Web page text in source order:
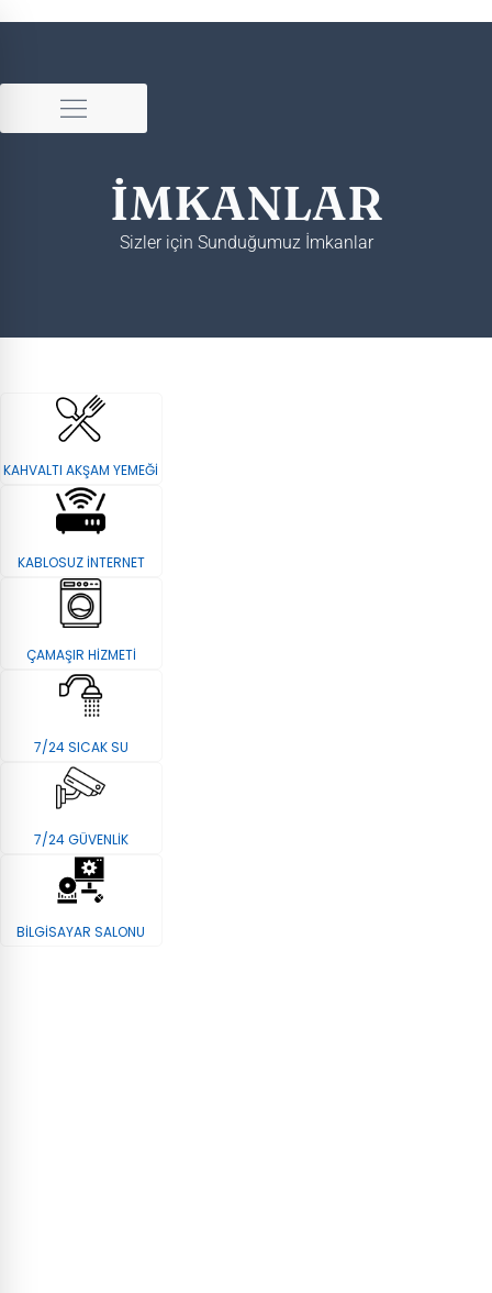
İMKANLAR
Sizler için Sunduğumuz İmkanlar
KAHVALTI AKŞAM YEMEĞİ
KABLOSUZ İNTERNET
ÇAMAŞIR HİZMETİ
7/24 SICAK SU
7/24 GÜVENLİK
BİLGİSAYAR SALONU